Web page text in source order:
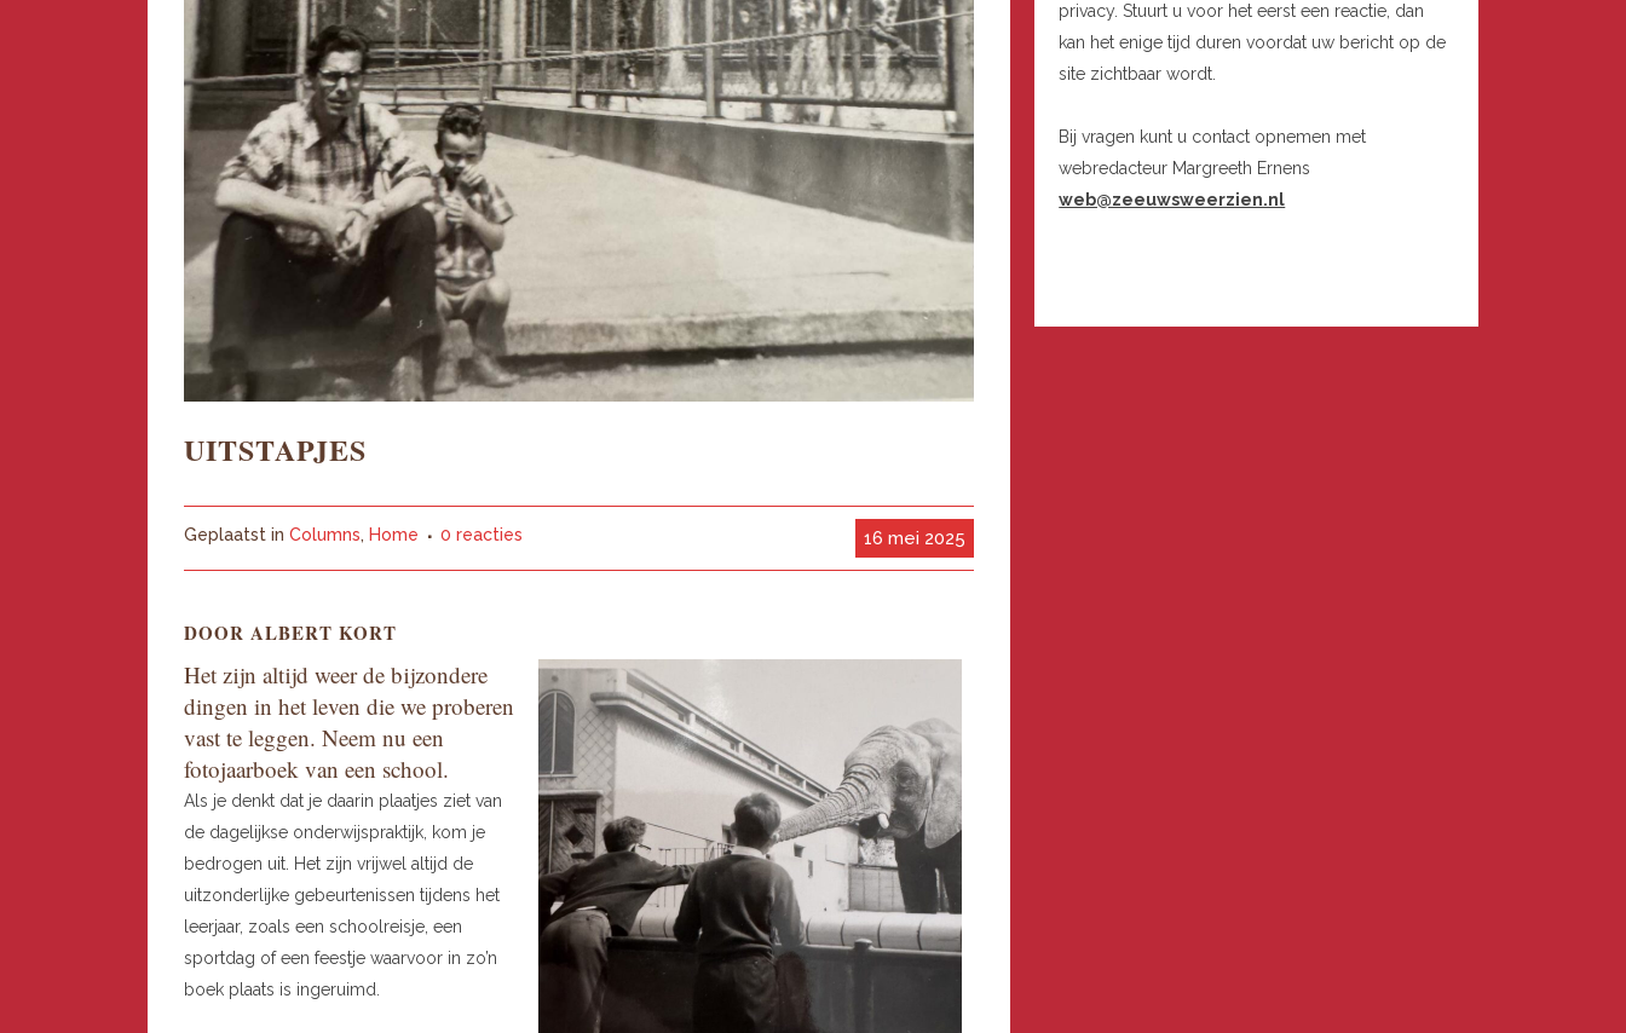
UITSTAPJES
16 mei 2025
Geplaatst in Columns, Home 0 reacties
DOOR ALBERT KORT
Het zijn altijd weer de bijzondere
dingen in het leven die we proberen
vast te leggen. Neem nu een
fotojaarboek van een school.
Als je denkt dat je daarin plaatjes ziet van
de dagelijkse onderwijspraktijk, kom je
bedrogen uit. Het zijn vrijwel altijd de
uitzonderlijke gebeurtenissen tijdens het
leerjaar, zoals een schoolreisje, een
sportdag of een feestje waarvoor in zo’n
boek plaats is ingeruimd.
privacy. Stuurt u voor het eerst een reactie, dan
kan het enige tijd duren voordat uw bericht op de
site zichtbaar wordt.
Bij vragen kunt u contact opnemen met
webredacteur Margreeth Ernens
web@zeeuwsweerzien.nl